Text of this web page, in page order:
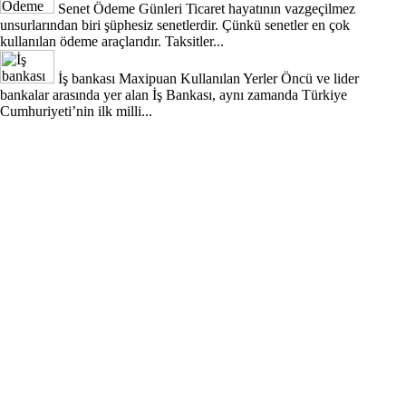
Senet Ödeme Günleri Ticaret hayatının vazgeçilmez
unsurlarından biri şüphesiz senetlerdir. Çünkü senetler en çok
kullanılan ödeme araçlarıdır. Taksitler...
İş bankası Maxipuan Kullanılan Yerler Öncü ve lider
bankalar arasında yer alan İş Bankası, aynı zamanda Türkiye
Cumhuriyeti’nin ilk milli...